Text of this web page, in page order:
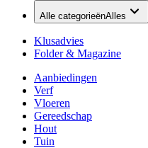
Alle categorieënAlles
Klusadvies
Folder & Magazine
Aanbiedingen
Verf
Vloeren
Gereedschap
Hout
Tuin